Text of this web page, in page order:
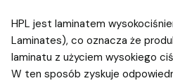
HPL jest laminatem
Laminates), co oznacza że
laminatu z użyciem wysokiego
W ten sposób zyskuje